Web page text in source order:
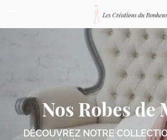
76 bis Boulevard de Courtais
Nos Robes de
DÉCOUVREZ NOTRE